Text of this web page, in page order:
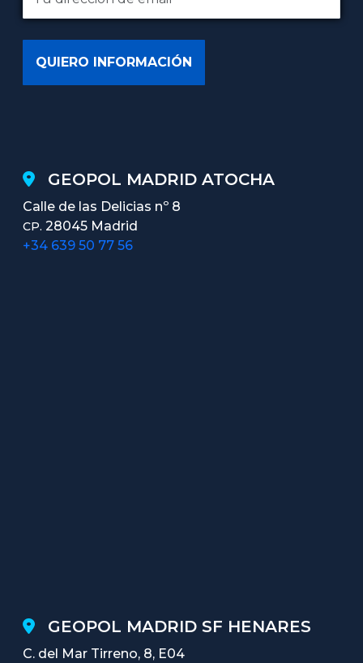
GEOPOL MADRID ATOCHA
Calle de las Delicias nº 8
CP. 28045 Madrid
+34 639 50 77 56
GEOPOL MADRID SF HENARES
C. del Mar Tirreno, 8, E04